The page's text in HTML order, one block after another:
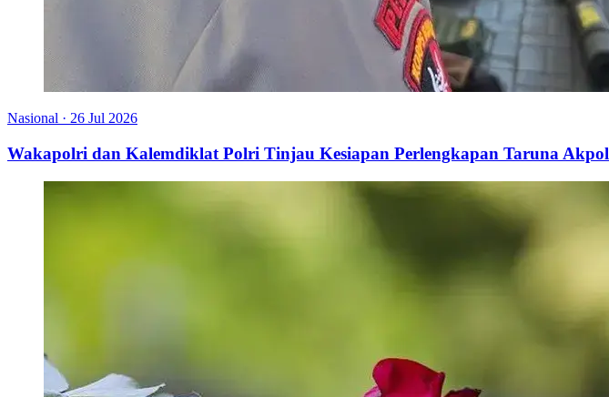
Nasional · 26 Jul 2026
Wakapolri dan Kalemdiklat Polri Tinjau Kesiapan Perlengkapan Taruna Akpol